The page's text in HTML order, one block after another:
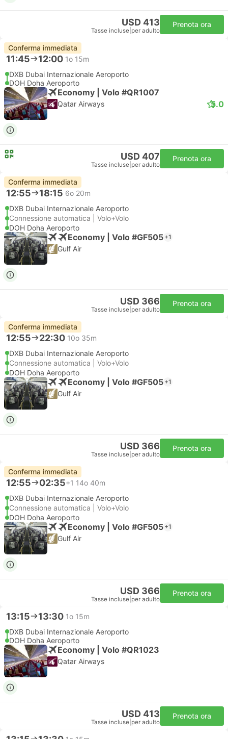
USD 413
Tasse incluse per adulto
Prenota ora
Conferma immediata
11:45 12:00 1o 15m
DXB Dubai Internazionale Aeroporto
DOH Doha Aeroporto
Economy | Volo #QR1007
Qatar Airways 5.0
USD 407
Tasse incluse per adulto
Prenota ora
Conferma immediata
12:55 18:15 6o 20m
DXB Dubai Internazionale Aeroporto
Connessione automatica | Volo+Volo
DOH Doha Aeroporto
Economy | Volo #GF505 +1
Gulf Air
USD 366
Tasse incluse per adulto
Prenota ora
Conferma immediata
12:55 22:30 10o 35m
DXB Dubai Internazionale Aeroporto
Connessione automatica | Volo+Volo
DOH Doha Aeroporto
Economy | Volo #GF505 +1
Gulf Air
USD 366
Tasse incluse per adulto
Prenota ora
Conferma immediata
12:55 02:35+1 14o 40m
DXB Dubai Internazionale Aeroporto
Connessione automatica | Volo+Volo
DOH Doha Aeroporto
Economy | Volo #GF505 +1
Gulf Air
USD 366
Tasse incluse per adulto
Prenota ora
13:15 13:30 1o 15m
DXB Dubai Internazionale Aeroporto
DOH Doha Aeroporto
Economy | Volo #QR1023
Qatar Airways
USD 413
Tasse incluse per adulto
Prenota ora